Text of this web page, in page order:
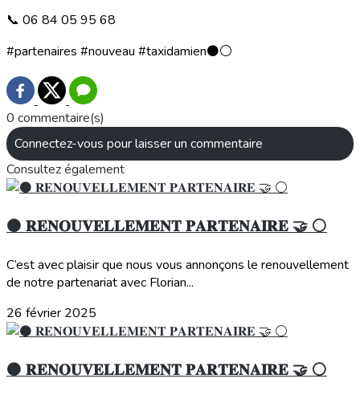
📞 06 84 05 95 68
#partenaires #nouveau #taxidamien⚫️⚪️
0 commentaire(s)
Connectez-vous pour laisser un commentaire
Consultez également
⚫️ 𝐑𝐄𝐍𝐎𝐔𝐕𝐄𝐋𝐋𝐄𝐌𝐄𝐍𝐓 𝐏𝐀𝐑𝐓𝐄𝐍𝐀𝐈𝐑𝐄 🤝 ⚪️
C’est avec plaisir que nous vous annonçons le renouvellement
de notre partenariat avec Florian...
26 février 2025
⚫️ 𝐑𝐄𝐍𝐎𝐔𝐕𝐄𝐋𝐋𝐄𝐌𝐄𝐍𝐓 𝐏𝐀𝐑𝐓𝐄𝐍𝐀𝐈𝐑𝐄 🤝 ⚪️